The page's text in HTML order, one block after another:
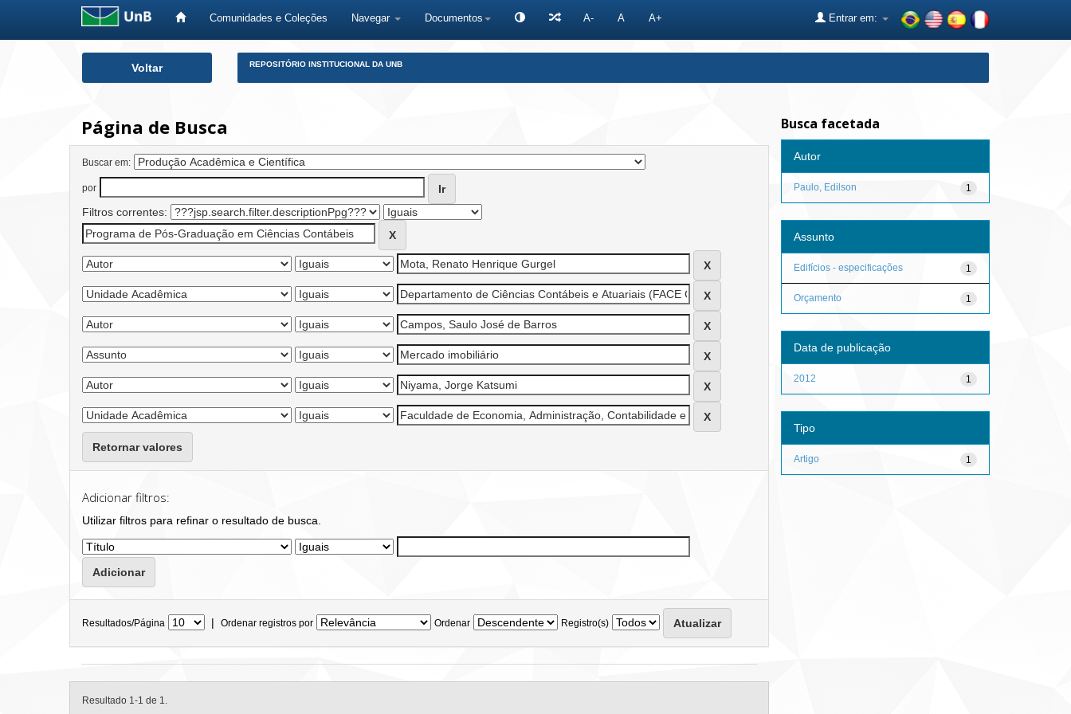
Comunidades e Coleções Navegar Documentos A- A A+ Entrar em:
Voltar REPOSITÓRIO INSTITUCIONAL DA UNB
Página de Busca
Buscar em:
por
Filtros correntes:
Retornar valores
Adicionar filtros:
Utilizar filtros para refinar o resultado de busca.
Resultados/Página | Ordenar registros por Ordenar Registro(s)
Resultado 1-1 de 1.
Busca facetada
Autor
1
Paulo, Edilson
Assunto
1
Edifícios - especificações
1
Orçamento
Data de publicação
1
2012
Tipo
1
Artigo